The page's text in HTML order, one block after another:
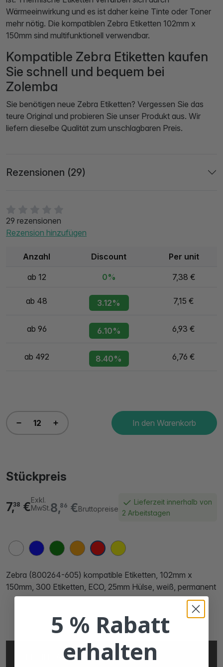
29 rezensionen
Rezension hinzufügen
Anzahl Discount Per unit
ab 12 0% 7,38 €
ab 48 3.12% 7,15 €
ab 96 6.10% 6,93 €
ab 492 8.40% 6,76 €
In den Warenkorb
Stückpreis
8,86 €Bruttopreise
7,38 €Exkl.
MwSt.
Lieferzeit innerhalb von
2 Arbeitstagen
Zebra (800264-605) kompatible Etiketten, 102mm x
150mm, 300 Etiketten, ECO, 25mm Hülse, weiß, permanent
Wärmeeinwirkung und es ist daher keine Tinte oder Toner
mehr nötig. Die kompatiblen Zebra Etiketten 102mm x
150mm sind multifunktionell verwendbar.
Kompatible Zebra Etiketten kaufen
Sie schnell und bequem bei
Zolemba
Sie benötigen neue Zebra Etiketten? Vergessen Sie das
teure Original und probieren Sie unser Produkt aus. Wir
liefern dieselbe Qualität zum unschlagbaren Preis.
Rezensionen (29)
SPECIFICATIONS
5 % Rabatt
erhalten